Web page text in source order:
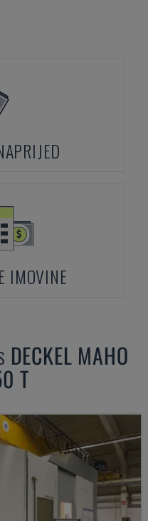
IMOVINE
DECKEL MAHO
T